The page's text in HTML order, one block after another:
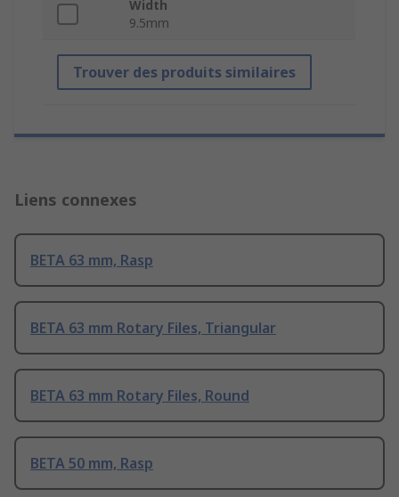
Width
9.5mm
Trouver des produits similaires
Liens connexes
BETA 63 mm, Rasp
BETA 63 mm Rotary Files, Triangular
BETA 63 mm Rotary Files, Round
BETA 50 mm, Rasp